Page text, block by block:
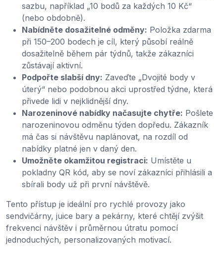
sazbu, například „10 bodů za každých 10 Kč“
(nebo obdobně).
Nabídněte dosažitelné odměny: Položka zdarma
při 150–200 bodech je cíl, který působí reálně
dosažitelně během pár týdnů, takže zákazníci
zůstávají aktivní.
Podpořte slabší dny: Zaveďte „Dvojité body v
úterý“ nebo podobnou akci uprostřed týdne, která
přivede lidi v nejklidnější dny.
Narozeninové nabídky načasujte chytře: Pošlete
narozeninovou odměnu týden dopředu. Zákazník
má čas si návštěvu naplánovat, na rozdíl od
nabídky platné jen v daný den.
Umožněte okamžitou registraci: Umístěte u
pokladny QR kód, aby se noví zákazníci přihlásili a
sbírali body už při první návštěvě.
Tento přístup je ideální pro rychlé provozy jako
sendvičárny, juice bary a pekárny, které chtějí zvýšit
frekvenci návštěv i průměrnou útratu pomocí
jednoduchých, personalizovaných motivací.